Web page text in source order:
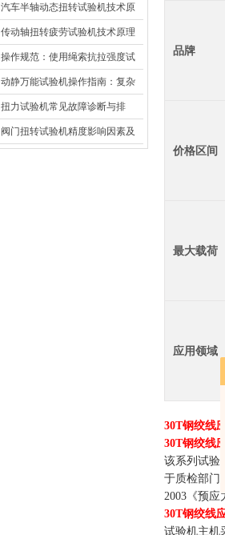
配与质控应用探析
汽车半轴动态扭转试验机技术原
理与行业应用
传动轴扭转疲劳试验机技术原理
与行业应用
操作规范：使用绳索抗拉强度试
验机的完整测试步骤
动静万能试验机操作指南：复杂
动态测试的标准化流程
扭力试验机常见故障诊断与排
除：从传感器信号异常到机械传
阀门扭转试验机精度影响因素及
品牌
价格区间
最大载荷
应用领域
30T钢绞线
30T钢绞线
该系列试验
于质检部门
2003《预应
30T钢绞线
试验机主机